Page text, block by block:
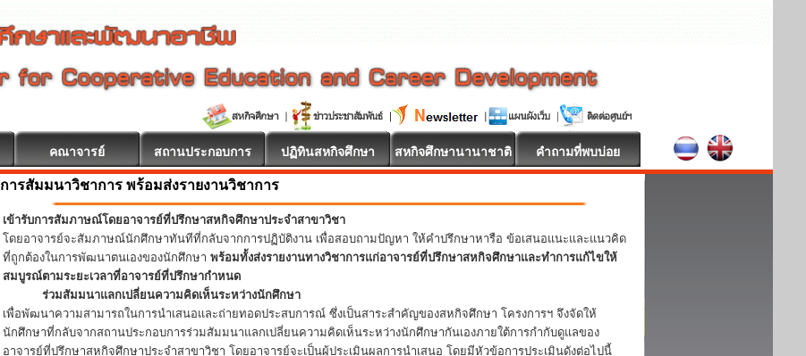
คณาจารย์ สถานประกอบการ ปฏิทินสหกิจศึกษา สหกิจศึกษานานาชาติ คำถามที่พบบ่อย
การสัมมนาวิชาการ พร้อมส่งรายงานวิชาการ
เข้ารับการสัมภาษณ์โดยอาจารย์ที่ปรึกษาสหกิจศึกษาประจำสาขาวิชา
โดยอาจารย์จะสัมภาษณ์นักศึกษาทันทีที่กลับจากการปฏิบัติงาน เพื่อสอบถามปัญหา ให้คำปรึกษาหารือ ข้อเสนอแนะและแนวคิด
ที่ถูกต้องในการพัฒนาตนเองของนักศึกษา พร้อมทั้งส่งรายงานทางวิชาการแก่อาจารย์ที่ปรึกษาสหกิจศึกษาและทำการแก้ไขให้
สมบูรณ์ตามระยะเวลาที่อาจารย์ที่ปรึกษากำหนด
ร่วมสัมมนาแลกเปลี่ยนความคิดเห็นระหว่างนักศึกษา
เพื่อพัฒนาความสามารถในการนำเสนอและถ่ายทอดประสบการณ์ ซึ่งเป็นสาระสำคัญของสหกิจศึกษา โครงการฯ จึงจัดให้
นักศึกษาที่กลับจากสถานประกอบการร่วมสัมมนาแลกเปลี่ยนความคิดเห็นระหว่างนักศึกษากันเองภายใต้การกำกับดูแลของ
อาจารย์ที่ปรึกษาสหกิจศึกษาประจำสาขาวิชา โดยอาจารย์จะเป็นผู้ประเมินผลการนำเสนอ โดยมีหัวข้อการประเมินดังต่อไปนี้